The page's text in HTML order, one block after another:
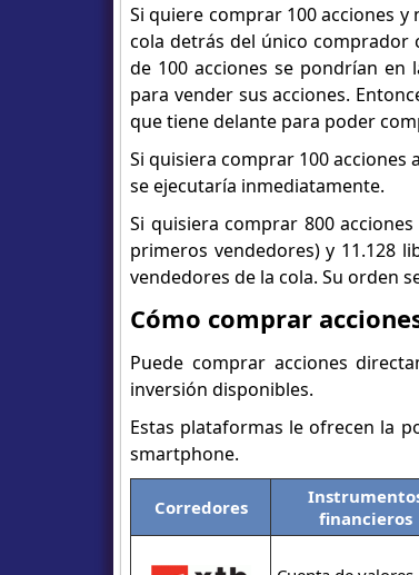
Si quiere comprar 100 acciones
cola detrás del único comprador
de 100 acciones se pondrían en
para vender sus acciones.
que tiene delante para poder
Si quisiera comprar 100 acciones
se ejecutaría inmediatamente.
Si quisiera comprar 800
primeros vendedores) y 11.128
vendedores de la cola. Su orden
Cómo comprar
Puede comprar acciones
inversión disponibles.
Estas plataformas le ofrecen la
smartphone.
Corredores
financieros